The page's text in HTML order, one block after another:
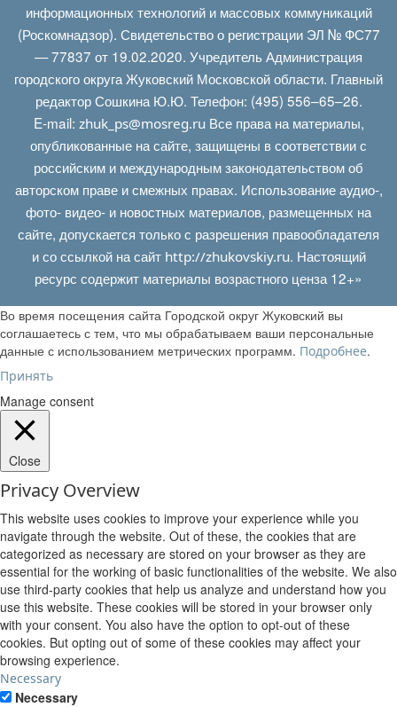
информационных технологий и массовых коммуникаций
(Роскомнадзор). Свидетельство о регистрации ЭЛ № ФС77
— 77837 от 19.02.2020. Учредитель Администрация
городского округа Жуковский Московской области. Главный
редактор Сошкина Ю.Ю. Телефон: (495) 556–65–26.
E‑mail: zhuk_ps@mosreg.ruВсе права на материалы,
опубликованные на сайте, защищены в соответствии с
российским и международным законодательством об
авторском праве и смежных правах. Использование аудио-,
фото- видео- и новостных материалов, размещенных на
сайте, допускается только с разрешения правообладателя
и со ссылкой на сайт http://zhukovskiy.ru. Настоящий
ресурс содержит материалы возрастного ценза 12+»
Во время посещения сайта Городской округ Жуковский вы
соглашаетесь с тем, что мы обрабатываем ваши персональные
данные с использованием метрических программ. Подробнее.
Принять
Manage consent
Close
Privacy Overview
This website uses cookies to improve your experience while you
navigate through the website. Out of these, the cookies that are
categorized as necessary are stored on your browser as they are
essential for the working of basic functionalities of the website. We also
use third-party cookies that help us analyze and understand how you
use this website. These cookies will be stored in your browser only
with your consent. You also have the option to opt-out of these
cookies. But opting out of some of these cookies may affect your
browsing experience.
Necessary
Necessary